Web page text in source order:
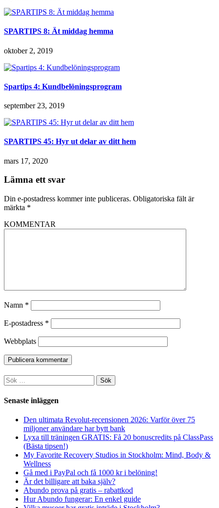
SPARTIPS 8: Ät middag hemma
oktober 2, 2019
Spartips 4: Kundbelöningsprogram
september 23, 2019
SPARTIPS 45: Hyr ut delar av ditt hem
mars 17, 2020
Lämna ett svar
Din e-postadress kommer inte publiceras. Obligatoriska fält är
märkta *
KOMMENTAR
Namn *
E-postadress *
Webbplats
Sök
efter:
Senaste inläggen
Den ultimata Revolut-recensionen 2026: Varför över 75
miljoner användare har bytt bank
Lyxa till träningen GRATIS: Få 20 bonuscredits på ClassPass
(Bästa tipsen!)
My Favorite Recovery Studios in Stockholm: Mind, Body &
Wellness
Gå med i PayPal och få 1000 kr i belöning!
Är det billigare att baka själv?
Abundo prova på gratis – rabattkod
Hur Abundo fungerar: En enkel guide